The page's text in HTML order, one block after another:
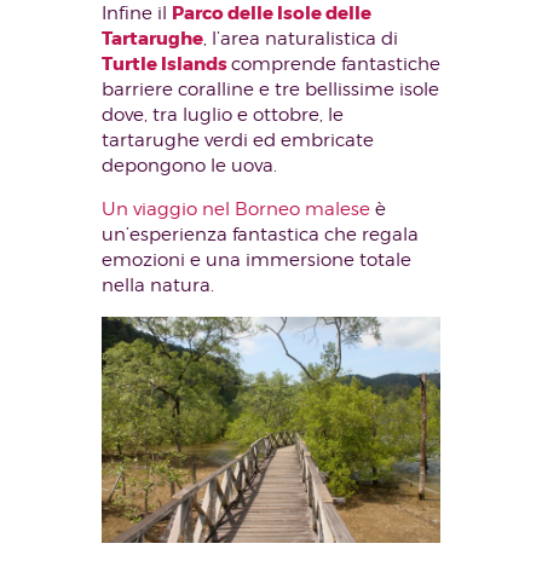
Infine il Parco delle Isole delle
Tartarughe, l’area naturalistica di
Turtle Islandscomprende fantastiche
barriere coralline e tre bellissime isole
dove, tra luglio e ottobre, le
tartarughe verdi ed embricate
depongono le uova.
Un viaggio nel Borneo malese è
un’esperienza fantastica che regala
emozioni e una immersione totale
nella natura.